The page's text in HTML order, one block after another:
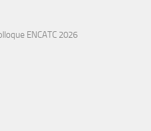
ENCATC 2026